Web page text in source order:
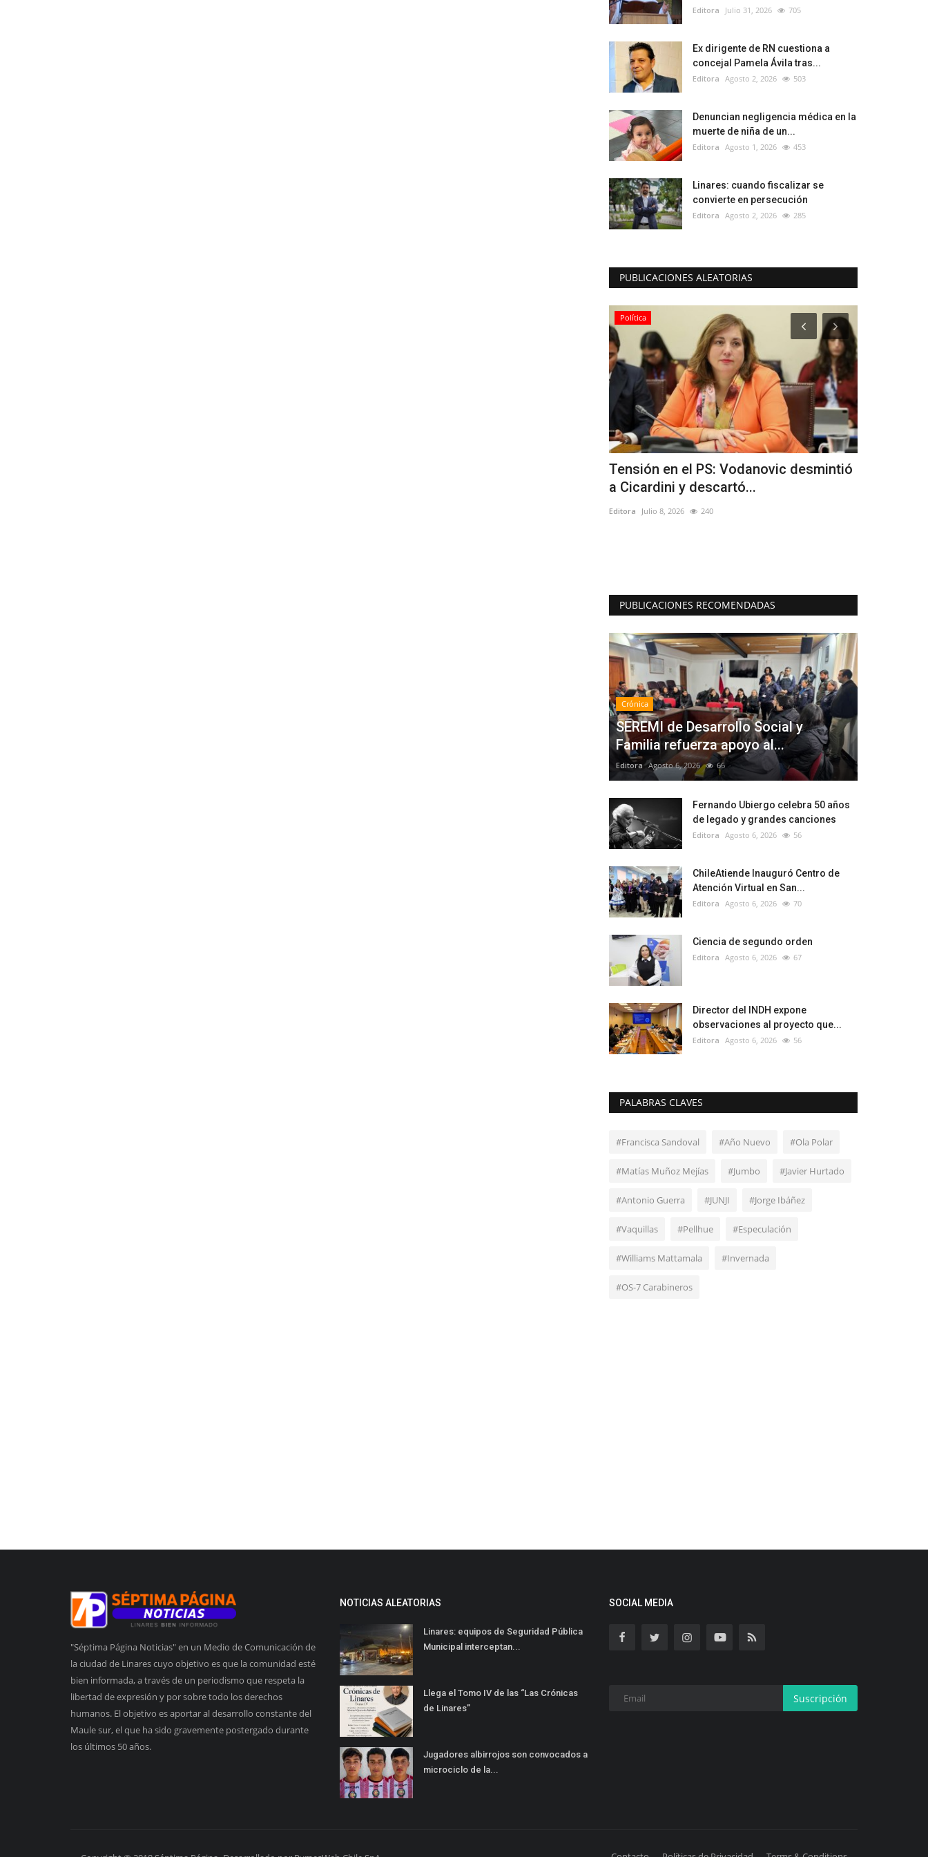
Editora Julio 31, 2026 705
Ex dirigente de RN cuestiona a
concejal Pamela Ávila tras...
Editora Agosto 2, 2026 503
Denuncian negligencia médica en la
muerte de niña de un...
Editora Agosto 1, 2026 453
Linares: cuando fiscalizar se
convierte en persecución
Editora Agosto 2, 2026 285
PUBLICACIONES ALEATORIAS
Política
Tensión en el PS: Vodanovic desmintió
a Cicardini y descartó...
Editora Julio 8, 2026 240
PUBLICACIONES RECOMENDADAS
Crónica
SEREMI de Desarrollo Social y
Familia refuerza apoyo al...
Editora Agosto 6, 2026 66
Fernando Ubiergo celebra 50 años
de legado y grandes canciones
Editora Agosto 6, 2026 56
ChileAtiende Inauguró Centro de
Atención Virtual en San...
Editora Agosto 6, 2026 70
Ciencia de segundo orden
Editora Agosto 6, 2026 67
Director del INDH expone
observaciones al proyecto que...
Editora Agosto 6, 2026 56
PALABRAS CLAVES
#Francisca Sandoval #Año Nuevo #Ola Polar
#Matías Muñoz Mejías #Jumbo #Javier Hurtado
#Antonio Guerra #JUNJI #Jorge Ibáñez
#Vaquillas #Pellhue #Especulación
#Williams Mattamala #Invernada
#OS-7 Carabineros
"Séptima Página Noticias" en un Medio de Comunicación de
la ciudad de Linares cuyo objetivo es que la comunidad esté
bien informada, a través de un periodismo que respeta la
libertad de expresión y por sobre todo los derechos
humanos. El objetivo es aportar al desarrollo constante del
Maule sur, el que ha sido gravemente postergado durante
los últimos 50 años.
NOTICIAS ALEATORIAS
Linares: equipos de Seguridad Pública
Municipal interceptan...
Llega el Tomo IV de las “Las Crónicas
de Linares”
Jugadores albirrojos son convocados a
microciclo de la...
SOCIAL MEDIA
Suscripción